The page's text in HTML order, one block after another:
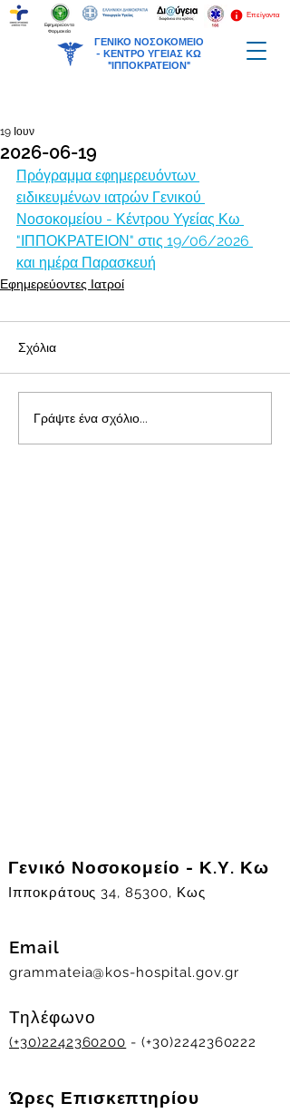
ΓΕΝΙΚΟ ΝΟΣΟΚΟΜΕΙΟ
- ΚΕΝΤΡΟ ΥΓΕΙΑΣ ΚΩ
"ΙΠΠΟΚΡΑΤΕΙΟΝ"
Επείγοντα
Εφημερεύοντα
Φαρμακεία
2026-06-19
19 Ιουν
Πρόγραμμα εφημερευόντων
ειδικευμένων ιατρών Γενικού
Νοσοκομείου - Κέντρου Υγείας Κω
"ΙΠΠΟΚΡΑΤΕΙΟΝ" στις 19/06/2026
και ημέρα Παρασκευή
Εφημερεύοντες Ιατροί
Σχόλια
Γράψτε ένα σχόλιο...
Γενικό Νοσοκομείο - Κ.Υ. Κω
Ιπποκράτους 34, 85300, Κως
Email
grammateia@kos-hospital.gov.gr
Τηλέφωνο
(+30)2242360200 - (+30)2242360222
Ώρες Επισκεπτηρίου